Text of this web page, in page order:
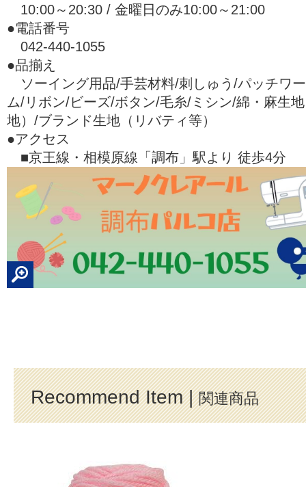
10:00～20:30 / 金曜日のみ10:00～21:00
●電話番号
042-440-1055
●品揃え
ソーイング用品/手芸材料/刺しゅう/パッチワ
ム/リボン/ビーズ/ボタン/毛糸/ミシン/綿・麻生
地）/ブランド生地（リバティ等）
●アクセス
■京王線・相模原線「調布」駅より 徒歩4分
Recommend Item |関連商品